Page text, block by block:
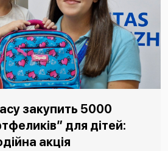
закупить 5000
для дітей:
акція